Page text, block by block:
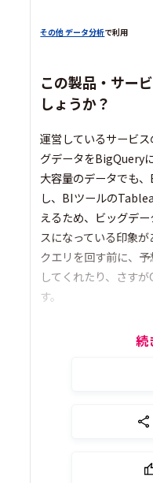
その他 データ分析で利用
この製品・サー
しょうか？
運営しているサービ
グデータをBigQuery
大容量のデータでも
し、BIツールの
えるため、ビッグデ
スになっている印象が
クエリを回す前に、
してくれたり、さす
す。
続